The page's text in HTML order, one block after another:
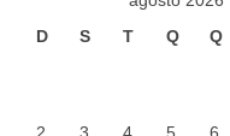
D
S T Q Q